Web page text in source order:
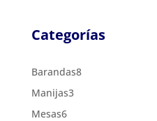
Categorías
Barandas88
Manijas33
Mesas66